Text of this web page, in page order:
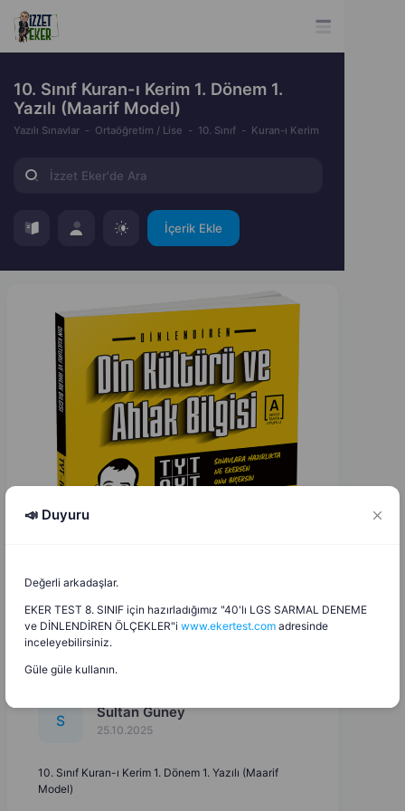
10. Sınıf Kuran-ı Kerim 1. Dönem 1.
Yazılı (Maarif Model)
Yazılı Sınavlar Ortaöğretim / Lise 10. Sınıf Kuran-ı Kerim
İçerik Ekle
S Sultan Güney
25.10.2025
10. Sınıf Kuran-ı Kerim 1. Dönem 1. Yazılı (Maarif
Model)
📣 Duyuru
Değerli arkadaşlar.
EKER TEST 8. SINIF için hazırladığımız "40'lı LGS SARMAL DENEME
ve DİNLENDİREN ÖLÇEKLER"i www.ekertest.com adresinde
inceleyebilirsiniz.
Güle güle kullanın.